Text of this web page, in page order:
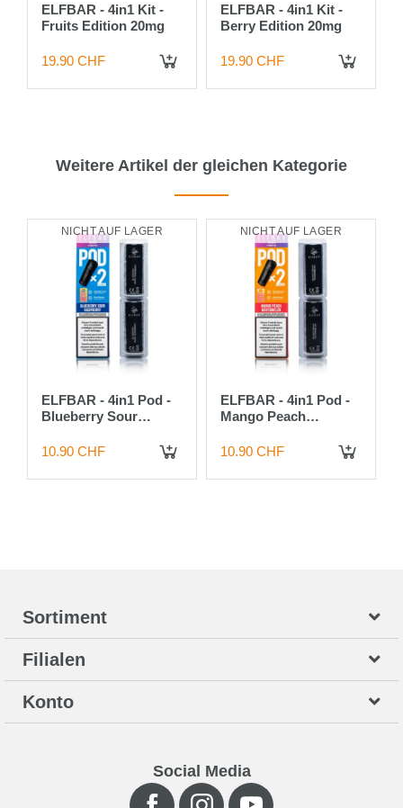
ELFBAR - 4in1 Kit -
Fruits Edition 20mg
19.90 CHF
ELFBAR - 4in1 Kit -
Berry Edition 20mg
19.90 CHF
Weitere Artikel der gleichen Kategorie
NICHT AUF LAGER
ELFBAR - 4in1 Pod -
Blueberry Sour
10.90 CHF
NICHT AUF LAGER
ELFBAR - 4in1 Pod -
Mango Peach
10.90 CHF
Sortiment
Filialen
Konto
Social Media